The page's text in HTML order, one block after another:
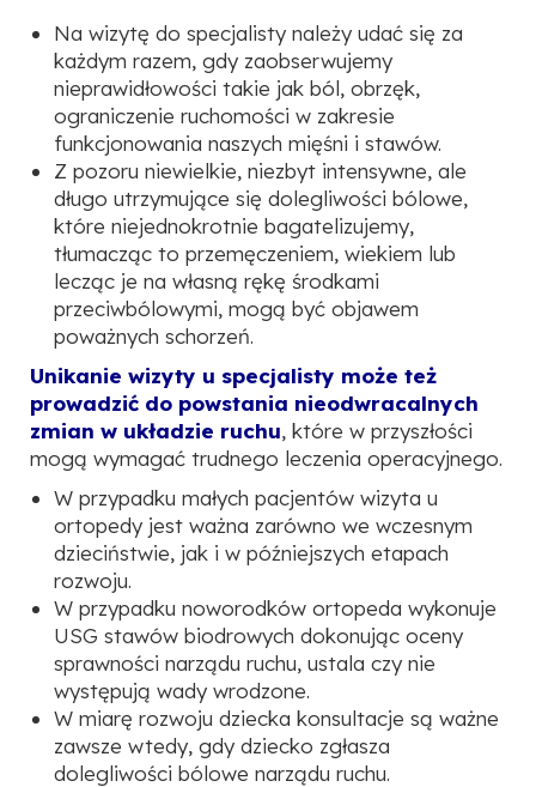
Na wizytę do specjalisty należy udać się za
każdym razem, gdy zaobserwujemy
nieprawidłowości takie jak ból, obrzęk,
ograniczenie ruchomości w zakresie
funkcjonowania naszych mięśni i stawów.
Z pozoru niewielkie, niezbyt intensywne, ale
długo utrzymujące się dolegliwości bólowe,
które niejednokrotnie bagatelizujemy,
tłumacząc to przemęczeniem, wiekiem lub
lecząc je na własną rękę środkami
przeciwbólowymi, mogą być objawem
poważnych schorzeń.
Unikanie wizyty u specjalisty może też
prowadzić do powstania nieodwracalnych
zmian w układzie ruchu, które w przyszłości
mogą wymagać trudnego leczenia operacyjnego.
W przypadku małych pacjentów wizyta u
ortopedy jest ważna zarówno we wczesnym
dzieciństwie, jak i w późniejszych etapach
rozwoju.
W przypadku noworodków ortopeda wykonuje
USG stawów biodrowych dokonując oceny
sprawności narządu ruchu, ustala czy nie
występują wady wrodzone.
W miarę rozwoju dziecka konsultacje są ważne
zawsze wtedy, gdy dziecko zgłasza
dolegliwości bólowe narządu ruchu.